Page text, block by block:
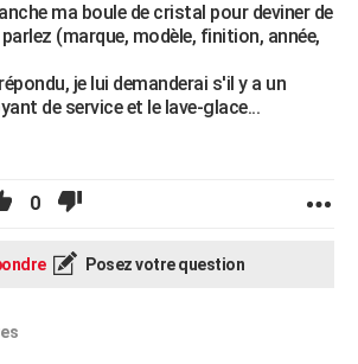
ma boule de cristal pour deviner de
(marque, modèle, finition, année,
je lui demanderai s'il y a un
de service et le lave-glace...
0
Posez votre question